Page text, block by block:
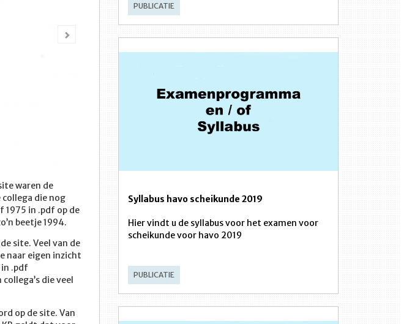
Volgende
waren de
collega die nog
1975 in .pdf op de
beetje 1994.
site. Veel van de
naar eigen inzicht
.pdf
die veel
op de site. Van
PUBLICATIE
Syllabus havo scheikunde 2019
Hier vindt u de syllabus voor het examen voor
scheikunde voor havo 2019
PUBLICATIE